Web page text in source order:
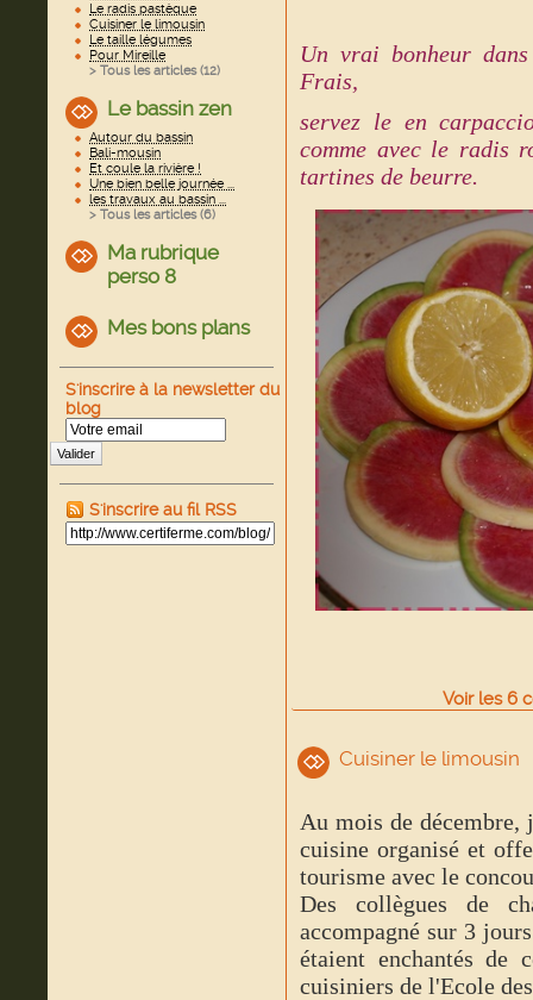
Le radis pastèque
Cuisiner le limousin
Le taille légumes
Pour Mireille
> Tous les articles (12)
Le bassin zen
Autour du bassin
Bali-mousin
Et coule la rivière !
Une bien belle journée ...
les travaux au bassin ...
> Tous les articles (6)
Ma rubrique
perso 8
Mes bons plans
S'inscrire à la newsletter du
blog
Valider
S'inscrire au fil RSS
Un vrai bonheur
Frais,
servez le en
comme avec le radis
tartines de beurre.
Voir les6
Cuisiner le limousin
Au mois de
cuisine organisé et
tourisme avec le
Des collègues de
accompagné sur 3
étaient enchantés de
cuisiniers de l'Ecole